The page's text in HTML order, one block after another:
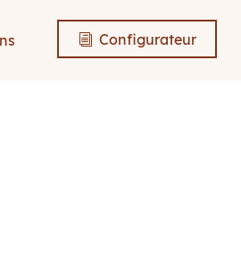
i Configurateur